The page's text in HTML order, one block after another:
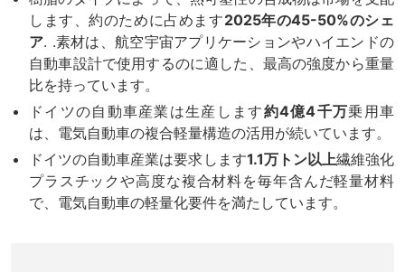
します、約のために占めます2025年の45-50%のシェ
ア. .素材は、航空宇宙アプリケーションやハイエンドの
自動車設計で使用するのに適した、最高の強度から重量
比を持っています。
ドイツの自動車産業は生産します約4億4千万乗用車
は、電気自動車の複合軽量構造の活用が続いています。
ドイツの自動車産業は要求します1.1万トン以上繊維強化
プラスチックや高度な複合材料を毎年含んだ軽量材料
で、電気自動車の軽量化要件を満たしています。